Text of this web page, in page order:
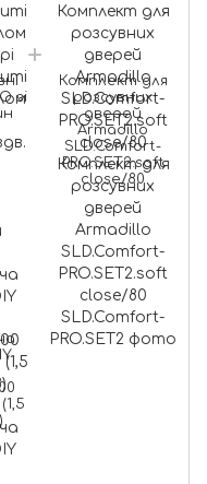
зі
Комплект для
розсувних
дверей
Armadillo
SLD.Comfort-
PRO.SET2.soft
close/80